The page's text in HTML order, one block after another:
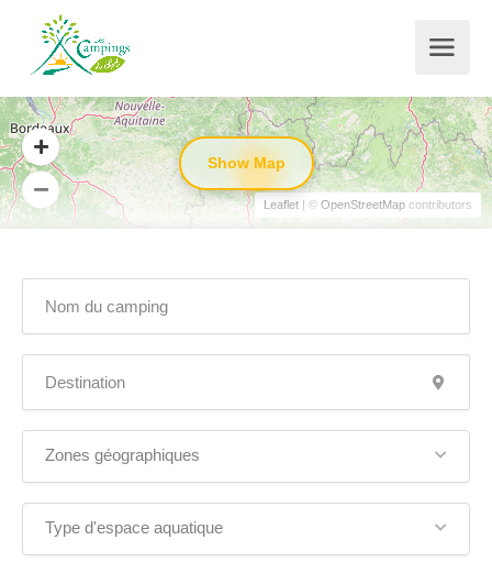
Zones géographiques
Type d'espace aquatique
5
Leaflet | © OpenStreetMap contributors
Show Map